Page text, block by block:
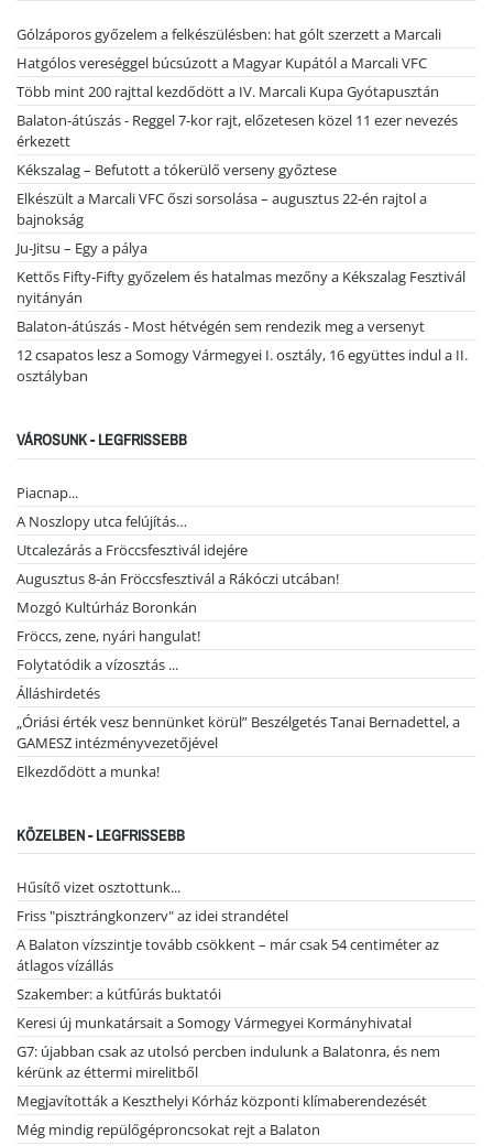
Gólzáporos győzelem a felkészülésben: hat gólt szerzett a Marcali
Hatgólos vereséggel búcsúzott a Magyar Kupától a Marcali VFC
Több mint 200 rajttal kezdődött a IV. Marcali Kupa Gyótapusztán
Balaton-átúszás - Reggel 7-kor rajt, előzetesen közel 11 ezer nevezés
érkezett
Kékszalag – Befutott a tókerülő verseny győztese
Elkészült a Marcali VFC őszi sorsolása – augusztus 22-én rajtol a
bajnokság
Ju-Jitsu – Egy a pálya
Kettős Fifty-Fifty győzelem és hatalmas mezőny a Kékszalag Fesztivál
nyitányán
Balaton-átúszás - Most hétvégén sem rendezik meg a versenyt
12 csapatos lesz a Somogy Vármegyei I. osztály, 16 együttes indul a II.
osztályban
VÁROSUNK - LEGFRISSEBB
Piacnap...
A Noszlopy utca felújítás…
Utcalezárás a Fröccsfesztivál idejére
Augusztus 8-án Fröccsfesztivál a Rákóczi utcában!
Mozgó Kultúrház Boronkán
Fröccs, zene, nyári hangulat!
Folytatódik a vízosztás ...
Álláshirdetés
„Óriási érték vesz bennünket körül” Beszélgetés Tanai Bernadettel, a
GAMESZ intézményvezetőjével
Elkezdődött a munka!
KÖZELBEN - LEGFRISSEBB
Hűsítő vizet osztottunk...
Friss "pisztrángkonzerv" az idei strandétel
A Balaton vízszintje tovább csökkent – már csak 54 centiméter az
átlagos vízállás
Szakember: a kútfúrás buktatói
Keresi új munkatársait a Somogy Vármegyei Kormányhivatal
G7: újabban csak az utolsó percben indulunk a Balatonra, és nem
kérünk az éttermi mirelitből
Megjavították a Keszthelyi Kórház központi klímaberendezését
Még mindig repülőgéproncsokat rejt a Balaton